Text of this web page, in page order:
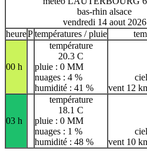
bas-rhin alsace
vendredi 14 aout 2026
heurePtempératures / pluie
00 h
température
20.3 C
pluie : 0 MM
nuages : 4 %
humidité : 41 %
vent 12
03 h
température
18.1 C
pluie : 0 MM
nuages : 1 %
humidité : 48 %
vent 10